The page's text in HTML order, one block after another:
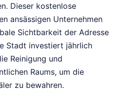
Dieser kostenlose
ansässigen Unternehmen
Sichtbarkeit der Adresse
Stadt investiert jährlich
Reinigung und
Raums, um die
zu bewahren.